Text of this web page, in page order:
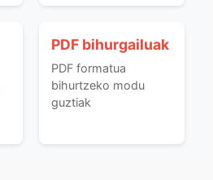
PDF bihurgailuak
PDF formatua
bihurtzeko modu
guztiak